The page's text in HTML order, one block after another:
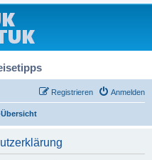
Anmelden
Registrieren